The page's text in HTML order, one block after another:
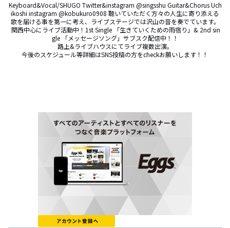
Keyboard&Vocal/SHUGO Twitter&instagram @singsshu Guitar&Chorus Uch
ikoshi instagram @kobukuro0908 聴いていただく方々の人生に寄り添える
歌を届ける事を第一に考え、ライブステージでは沢山の音を奏でています。
gle 「メッセージソング」サブスク配信中！！
路上&ライブハウスにてライブ複数出演。
今後のスケジュール等詳細はSNS投稿の方をcheckお願いします！！